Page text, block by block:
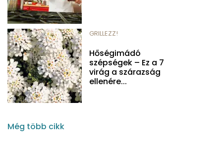
GRILLEZZ!
Hőségimádó
szépségek – Ez a 7
virág a szárazság
ellenére...
Még több cikk